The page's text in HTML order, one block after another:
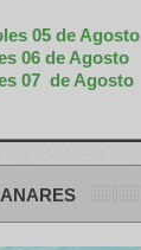
05 de Agosto
06 de Agosto
07 de Agosto